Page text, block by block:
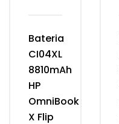
Bateria
CI04XL
8810mAh
HP
OmniBook
X Flip